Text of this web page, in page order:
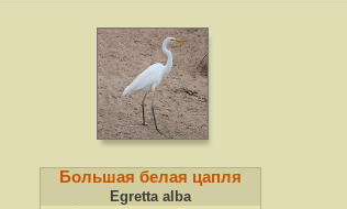
Большая белая цапля
Egretta alba